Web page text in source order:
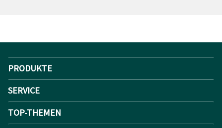
PRODUKTE
SERVICE
TOP-THEMEN